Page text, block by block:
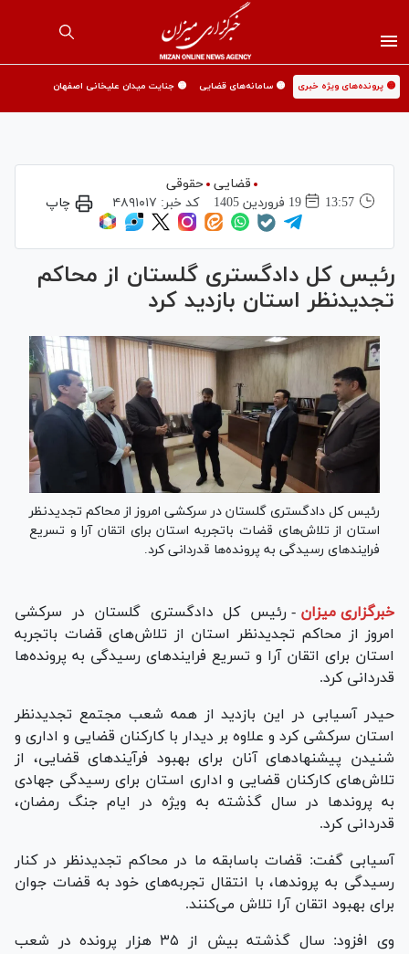
🟡 پرونده‌های ویژه خبری 🟡 سامانه‌های قضایی 🟡 جنایت میدان علیخانی اصفهان
قضایی حقوقی
13:57
19 فروردين 1405 کد خبر: ۴۸۹۱۰۱۷ چاپ
رئیس کل دادگستری گلستان از محاکم
تجدیدنظر استان بازدید کرد
رئیس کل دادگستری گلستان در سرکشی امروز از محاکم تجدیدنظر
استان از تلاش‌های قضات باتجربه استان برای اتقان آرا و تسریع
فرایند‌های رسیدگی به پرونده‌ها قدردانی کرد.
خبرگزاری میزان - رئیس کل دادگستری گلستان در سرکشی
امروز از محاکم تجدیدنظر استان از تلاش‌های قضات باتجربه
استان برای اتقان آرا و تسریع فرایند‌های رسیدگی به پرونده‌ها
قدردانی کرد.
حیدر آسیابی در این بازدید از همه شعب مجتمع تجدیدنظر
استان سرکشی کرد و علاوه بر دیدار با کارکنان قضایی و اداری و
شنیدن پیشنهاد‌های آنان برای بهبود فرآیند‌های قضایی، از
تلاش‌های کارکنان قضایی و اداری استان برای رسیدگی جهادی
به پروند‌ها در سال گذشته به ویژه در ایام جنگ رمضان،
قدردانی کرد.
آسیابی گفت: قضات باسابقه ما در محاکم تجدیدنظر در کنار
رسیدگی به پروندها، با انتقال تجربه‌های خود به قضات جوان
برای بهبود اتقان آرا تلاش می‌کنند.
وی افزود: سال گذشته بیش از ۳۵ هزار پرونده در شعب